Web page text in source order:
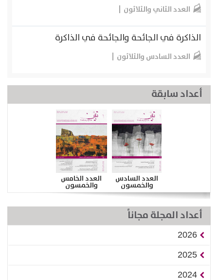
العدد الثاني والثلاثون
الذاكرة في الجائحة والجائحة في الذاكرة
العدد السادس والثلاثون
أعداد سابقة
العدد السادس
والخمسون
العدد الخامس
والخمسون
أعداد المجلة مجاناً
2026
2025
2024